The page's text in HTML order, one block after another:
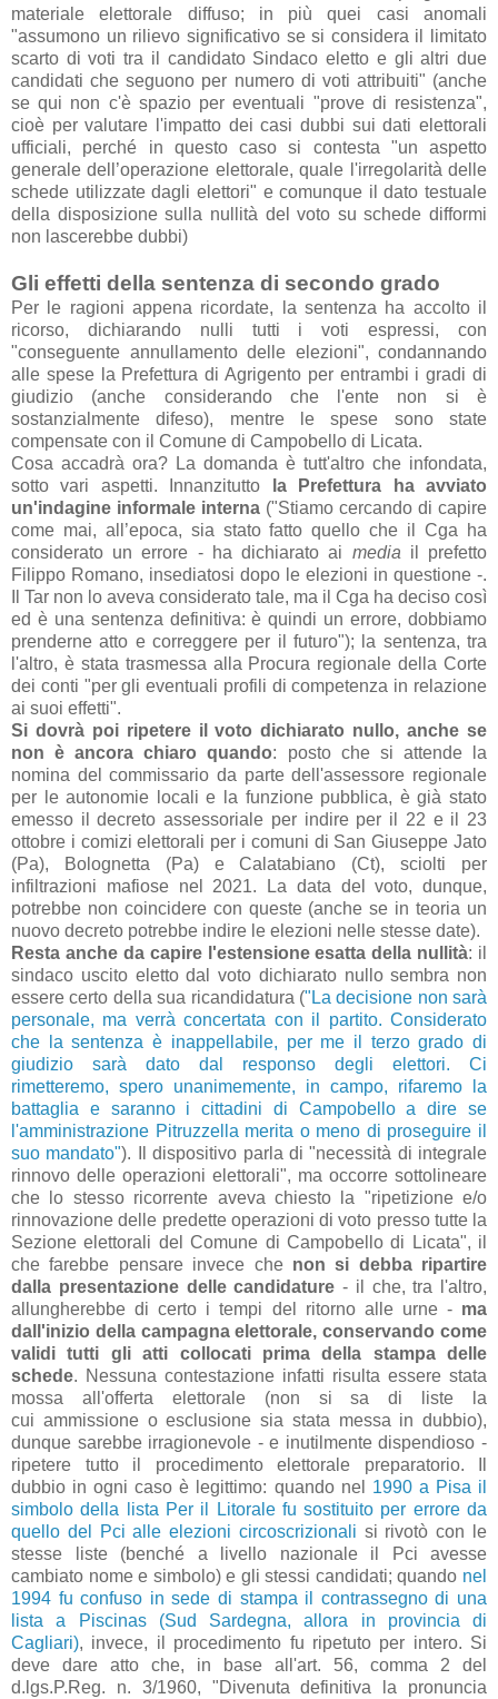
materiale elettorale diffuso; in più quei casi anomali
"assumono un rilievo significativo se si considera il limitato
scarto di voti tra il candidato Sindaco eletto e gli altri due
candidati che seguono per numero di voti attribuiti" (anche
se qui non c'è spazio per eventuali "prove di resistenza",
cioè per valutare l'impatto dei casi dubbi sui dati elettorali
ufficiali, perché in questo caso si contesta "un aspetto
generale dell’operazione elettorale, quale l'irregolarità delle
schede utilizzate dagli elettori" e comunque il dato testuale
della disposizione sulla nullità del voto su schede difformi
non lascerebbe dubbi)
Gli effetti della sentenza di secondo grado
Per le ragioni appena ricordate, la sentenza ha accolto il
ricorso, dichiarando nulli tutti i voti espressi, con
"conseguente annullamento delle elezioni", condannando
alle spese la Prefettura di Agrigento per entrambi i gradi di
giudizio (anche considerando che l'ente non si è
sostanzialmente difeso), mentre le spese sono state
compensate con il Comune di Campobello di Licata.
Cosa accadrà ora? La domanda è tutt'altro che infondata,
sotto vari aspetti. Innanzitutto
la Prefettura ha avviato
un'indagine informale interna ("Stiamo cercando di capire
come mai, all’epoca, sia stato fatto quello che il Cga ha
considerato un errore - ha dichiarato ai media il prefetto
Filippo Romano, insediatosi dopo le elezioni in questione -.
Il Tar non lo aveva considerato tale, ma il Cga ha deciso così
ed è una sentenza definitiva: è quindi un errore, dobbiamo
prenderne atto e correggere per il futuro"); la sentenza, tra
l'altro, è stata trasmessa alla Procura regionale della Corte
dei conti "per gli eventuali profili di competenza in relazione
ai suoi effetti".
Si dovrà poi ripetere il voto dichiarato nullo, anche se
non è ancora chiaro quando: posto che si attende la
nomina del commissario da parte dell'assessore regionale
per le autonomie locali e la funzione pubblica, è già stato
emesso il decreto assessoriale per indire per il 22 e il 23
ottobre i comizi elettorali per i comuni di San Giuseppe Jato
(Pa), Bolognetta (Pa) e Calatabiano (Ct), sciolti per
infiltrazioni mafiose nel 2021. La data del voto, dunque,
potrebbe non coincidere con queste (anche se in teoria un
nuovo decreto potrebbe indire le elezioni nelle stesse date).
Resta anche da capire l'estensione esatta della nullità: il
sindaco uscito eletto dal voto dichiarato nullo sembra non
essere certo della sua ricandidatura ("La decisione non sarà
personale, ma verrà concertata con il partito. Considerato
che la sentenza è inappellabile, per me il terzo grado di
giudizio sarà dato dal responso degli elettori. Ci
rimetteremo, spero unanimemente, in campo, rifaremo la
battaglia e saranno i cittadini di Campobello a dire se
l'amministrazione Pitruzzella merita o meno di proseguire il
suo mandato"). Il dispositivo parla di "necessità di integrale
rinnovo delle operazioni elettorali", ma occorre sottolineare
che lo stesso ricorrente aveva chiesto la "ripetizione e/o
rinnovazione delle predette operazioni di voto presso tutte la
Sezione elettorali del Comune di Campobello di Licata", il
che farebbe pensare invece che non si debba ripartire
dalla presentazione delle candidature - il che, tra l'altro,
allungherebbe di certo i tempi del ritorno alle urne - ma
dall'inizio della campagna elettorale, conservando come
validi tutti gli atti collocati prima della stampa delle
schede. Nessuna contestazione infatti risulta essere stata
mossa all'offerta elettorale (non si sa di liste la
cui ammissione o esclusione sia stata messa in dubbio),
dunque sarebbe irragionevole - e inutilmente dispendioso -
ripetere tutto il procedimento elettorale preparatorio. Il
dubbio in ogni caso è legittimo: quando nel
1990 a Pisa il
simbolo della lista Per il Litorale fu sostituito per errore da
quello del Pci alle elezioni circoscrizionali si rivotò con le
stesse liste (benché a livello nazionale il Pci avesse
cambiato nome e simbolo) e gli stessi candidati; quando nel
1994 fu confuso in sede di stampa il contrassegno di una
lista a Piscinas (Sud Sardegna, allora in provincia di
Cagliari), invece, il procedimento fu ripetuto per intero. Si
deve dare atto che, in base all'art. 56, comma 2 del
d.lgs.P.Reg. n. 3/1960, "Divenuta definitiva la pronuncia